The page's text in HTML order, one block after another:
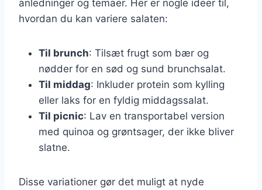
anledninger og temaer. Her er nogle ideer til,
hvordan du kan variere salaten:
Til brunch: Tilsæt frugt som bær og
nødder for en sød og sund brunchsalat.
Til middag: Inkluder protein som kylling
eller laks for en fyldig middagssalat.
Til picnic: Lav en transportabel version
med quinoa og grøntsager, der ikke bliver
slatne.
Disse variationer gør det muligt at nyde